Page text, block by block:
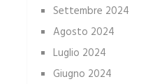
Settembre 2024
Agosto 2024
Luglio 2024
Giugno 2024